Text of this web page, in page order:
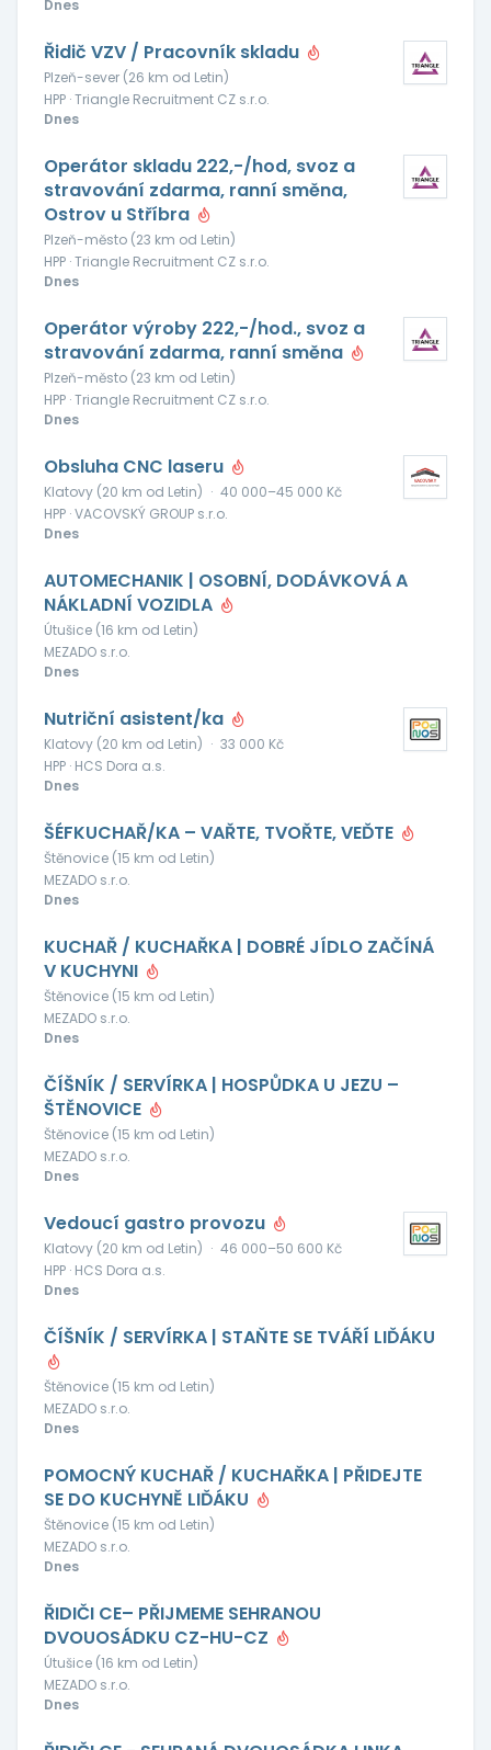
Dnes
Řidič VZV / Pracovník skladu
Plzeň-sever (26 km od Letin)
HPP · Triangle Recruitment CZ s.r.o.
Dnes
Operátor skladu 222,-/hod, svoz a
stravování zdarma, ranní směna,
Ostrov u Stříbra
Plzeň-město (23 km od Letin)
HPP · Triangle Recruitment CZ s.r.o.
Dnes
Operátor výroby 222,-/hod., svoz a
stravování zdarma, ranní směna
Plzeň-město (23 km od Letin)
HPP · Triangle Recruitment CZ s.r.o.
Dnes
Obsluha CNC laseru
Klatovy (20 km od Letin) · 40 000–45 000 Kč
HPP · VACOVSKÝ GROUP s.r.o.
Dnes
AUTOMECHANIK | OSOBNÍ, DODÁVKOVÁ A
NÁKLADNÍ VOZIDLA
Útušice (16 km od Letin)
MEZADO s.r.o.
Dnes
Nutriční asistent/ka
Klatovy (20 km od Letin) · 33 000 Kč
HPP · HCS Dora a.s.
Dnes
ŠÉFKUCHAŘ/KA – VAŘTE, TVOŘTE, VEĎTE
Štěnovice (15 km od Letin)
MEZADO s.r.o.
Dnes
KUCHAŘ / KUCHAŘKA | DOBRÉ JÍDLO ZAČÍNÁ
V KUCHYNI
Štěnovice (15 km od Letin)
MEZADO s.r.o.
Dnes
ČÍŠNÍK / SERVÍRKA | HOSPŮDKA U JEZU –
ŠTĚNOVICE
Štěnovice (15 km od Letin)
MEZADO s.r.o.
Dnes
Vedoucí gastro provozu
Klatovy (20 km od Letin) · 46 000–50 600 Kč
HPP · HCS Dora a.s.
Dnes
ČÍŠNÍK / SERVÍRKA | STAŇTE SE TVÁŘÍ LIĎÁKU
Štěnovice (15 km od Letin)
MEZADO s.r.o.
Dnes
POMOCNÝ KUCHAŘ / KUCHAŘKA | PŘIDEJTE
SE DO KUCHYNĚ LIĎÁKU
Štěnovice (15 km od Letin)
MEZADO s.r.o.
Dnes
ŘIDIČI CE– PŘIJMEME SEHRANOU
DVOUOSÁDKU CZ-HU-CZ
Útušice (16 km od Letin)
MEZADO s.r.o.
Dnes